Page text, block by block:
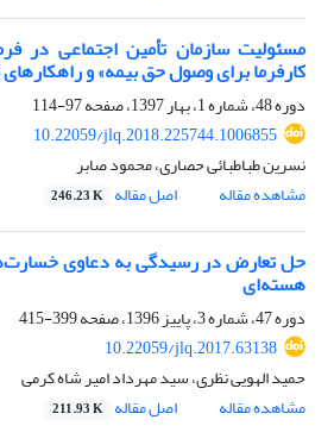
مسئولیت سازمان تأمین اجتماعی
کارفرما برای وصول حق بیمه» و راهکارهای
دوره 48، شماره 1، بهار 1397، صفحه
97-114
10.22059/jlq.2018.225744.1006855
نسرین طباطبائی حصاری، محمود صابر
مشاهده مقاله
اصل مقاله 246.23 K
حل تعارض در رسیدگی به دعاوی
هسته‌ای
دوره 47، شماره 3، پاییز 1396، صفحه
399-415
10.22059/jlq.2017.63138
حمید الهویی نظری، سید مهرداد امیر شاه کرمی
مشاهده مقاله
اصل مقاله 211.93 K